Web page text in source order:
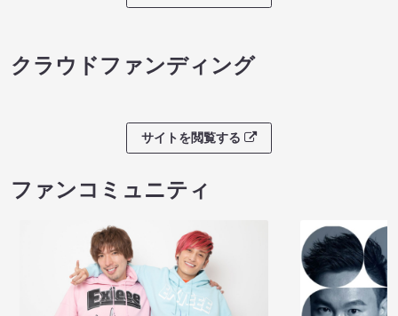
クラウドファンディング
サイトを閲覧する
ファンコミュニティ